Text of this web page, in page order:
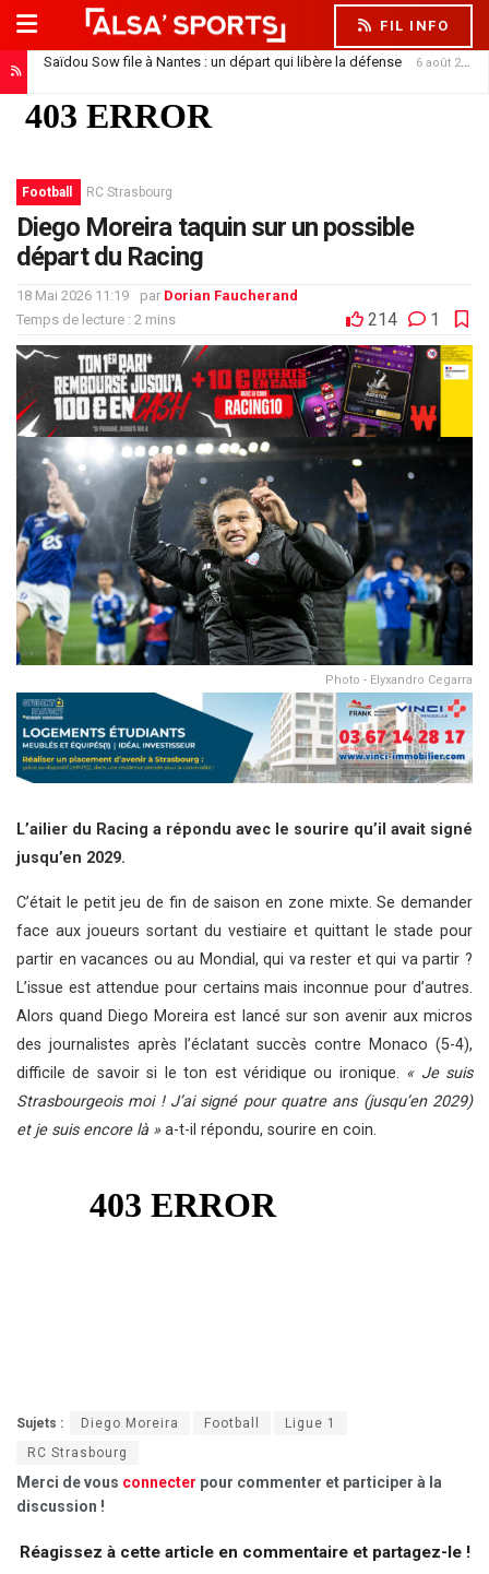
FIL INFO
Saïdou Sow file à Nantes : un départ qui libère la défense 6 août 2026
Football RC Strasbourg
Diego Moreira taquin sur un possible
départ du Racing
18 Mai 2026 11:19 par Dorian Faucherand
Temps de lecture : 2 mins
214 1
Photo - Elyxandro Cegarra
L’ailier du Racing a répondu avec le sourire qu’il avait signé
jusqu’en 2029.
C’était le petit jeu de fin de saison en zone mixte. Se demander
face aux joueurs sortant du vestiaire et quittant le stade pour
partir en vacances ou au Mondial, qui va rester et qui va partir ?
L’issue est attendue pour certains mais inconnue pour d’autres.
Alors quand Diego Moreira est lancé sur son avenir aux micros
des journalistes après l’éclatant succès contre Monaco (5-4),
difficile de savoir si le ton est véridique ou ironique. « Je suis
Strasbourgeois moi ! J’ai signé pour quatre ans (jusqu’en 2029)
et je suis encore là » a-t-il répondu, sourire en coin.
Sujets : Diego Moreira Football
Ligue 1
RC Strasbourg
Merci de vous connecter pour commenter et participer à la
discussion !
Réagissez à cette article en commentaire et partagez-le !